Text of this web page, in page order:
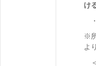
け
※
よ